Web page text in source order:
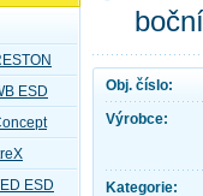
Obj. číslo:
Výrobce:
Kategorie:
ESD
ESD